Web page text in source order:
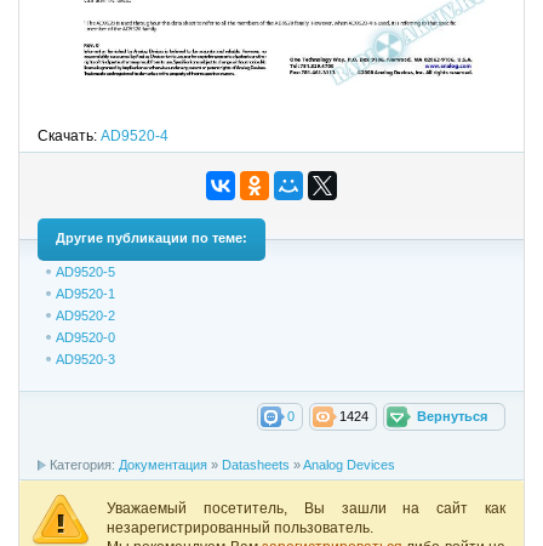
Скачать: AD9520-4
Другие публикации по теме:
AD9520-5
AD9520-1
AD9520-2
AD9520-0
AD9520-3
Вернуться
1424
0
Категория: Документация » Datasheets »Analog Devices
Уважаемый посетитель, Вы зашли на сайт как
незарегистрированный пользователь.